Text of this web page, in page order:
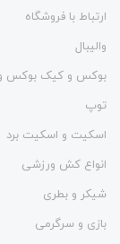
ارتباط با فروشگاه
والیبال
بوکس و کیک بوکس
توپ
اسکیت و اسکیت برد
انواع کش ورزشی
شیکر و بطری
بازی و سرگرمی